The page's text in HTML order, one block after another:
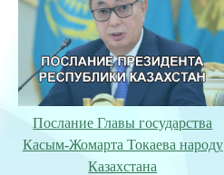
Послание Главы государства
Касым-Жомарта Токаева народу
Казахстана